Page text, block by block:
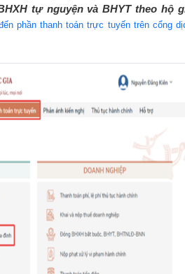
tự nguyện và BHYT theo hộ
phần thanh toán trực tuyến trên cổng